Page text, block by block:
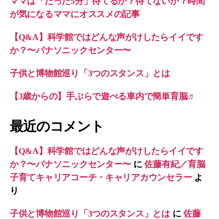
が気になるママにオススメの記事
【Q&A】科学館ではどんな声がけしたらイイです
か？〜パナソニックセンター〜
子供と博物館巡り「3つのスタンス」とは
【3歳からの】手ぶらで遊べる車内で簡単育脳♬
最近のコメント
【Q&A】科学館ではどんな声がけしたらイイです
か？〜パナソニックセンター〜 に佐藤有紀／育脳
子育てキャリアコーチ・キャリアカウンセラーよ
り
子供と博物館巡り「3つのスタンス」とは に佐藤